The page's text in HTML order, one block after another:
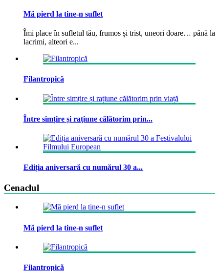
Mă pierd la tine-n suflet
Îmi place în sufletul tău, frumos și trist, uneori doare… până la
lacrimi, alteori e...
Filantropică
Între simțire și rațiune călătorim prin...
Ediția aniversară cu numărul 30 a...
Cenaclul
Mă pierd la tine-n suflet
Filantropică